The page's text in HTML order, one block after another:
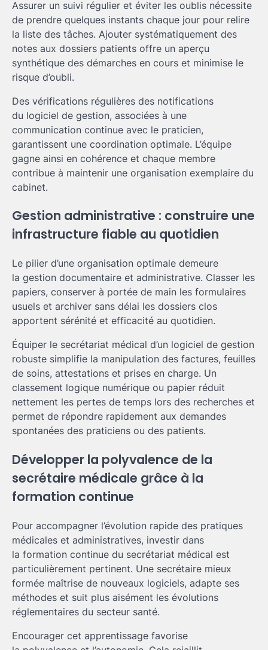
Assurer un suivi régulier et éviter les oublis nécessite
de prendre quelques instants chaque jour pour relire
la liste des tâches. Ajouter systématiquement des
notes aux dossiers patients offre un aperçu
synthétique des démarches en cours et minimise le
risque d’oubli.
Des vérifications régulières des notifications
du logiciel de gestion, associées à une
communication continue avec le praticien,
garantissent une coordination optimale. L’équipe
gagne ainsi en cohérence et chaque membre
contribue à maintenir une organisation exemplaire du
cabinet.
Gestion administrative : construire une
infrastructure fiable au quotidien
Le pilier d’une organisation optimale demeure
la gestion documentaire et administrative. Classer les
papiers, conserver à portée de main les formulaires
usuels et archiver sans délai les dossiers clos
apportent sérénité et efficacité au quotidien.
Équiper le secrétariat médical d’un logiciel de gestion
robuste simplifie la manipulation des factures, feuilles
de soins, attestations et prises en charge. Un
classement logique numérique ou papier réduit
nettement les pertes de temps lors des recherches et
permet de répondre rapidement aux demandes
spontanées des praticiens ou des patients.
Développer la polyvalence de la
secrétaire médicale grâce à la
formation continue
Pour accompagner l’évolution rapide des pratiques
médicales et administratives, investir dans
la formation continue du secrétariat médical est
particulièrement pertinent. Une secrétaire mieux
formée maîtrise de nouveaux logiciels, adapte ses
méthodes et suit plus aisément les évolutions
réglementaires du secteur santé.
Encourager cet apprentissage favorise